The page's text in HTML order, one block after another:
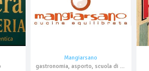
Mangiarsano
gastronomia, asporto, scuola di cucina, domicilio